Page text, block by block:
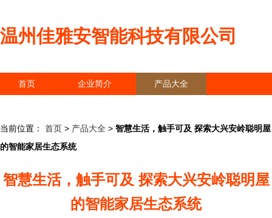
温州佳雅安智能科技有限公司
首页 企业简介 产品大全
当前位置： 首页 > 产品大全 > 智慧生活，触手可及 探索大兴安岭聪明屋
的智能家居生态系统
智慧生活，触手可及 探索大兴安岭聪明屋
的智能家居生态系统